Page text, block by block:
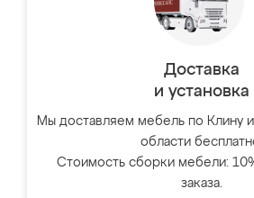
Доставка
и установка
Мы доставляем мебель по Клину
области
Стоимость сборки мебели:
заказа.